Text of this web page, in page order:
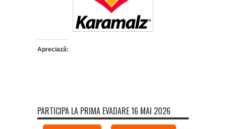
Apreciază:
PARTICIPA LA PRIMA EVADARE 16 MAI 2026